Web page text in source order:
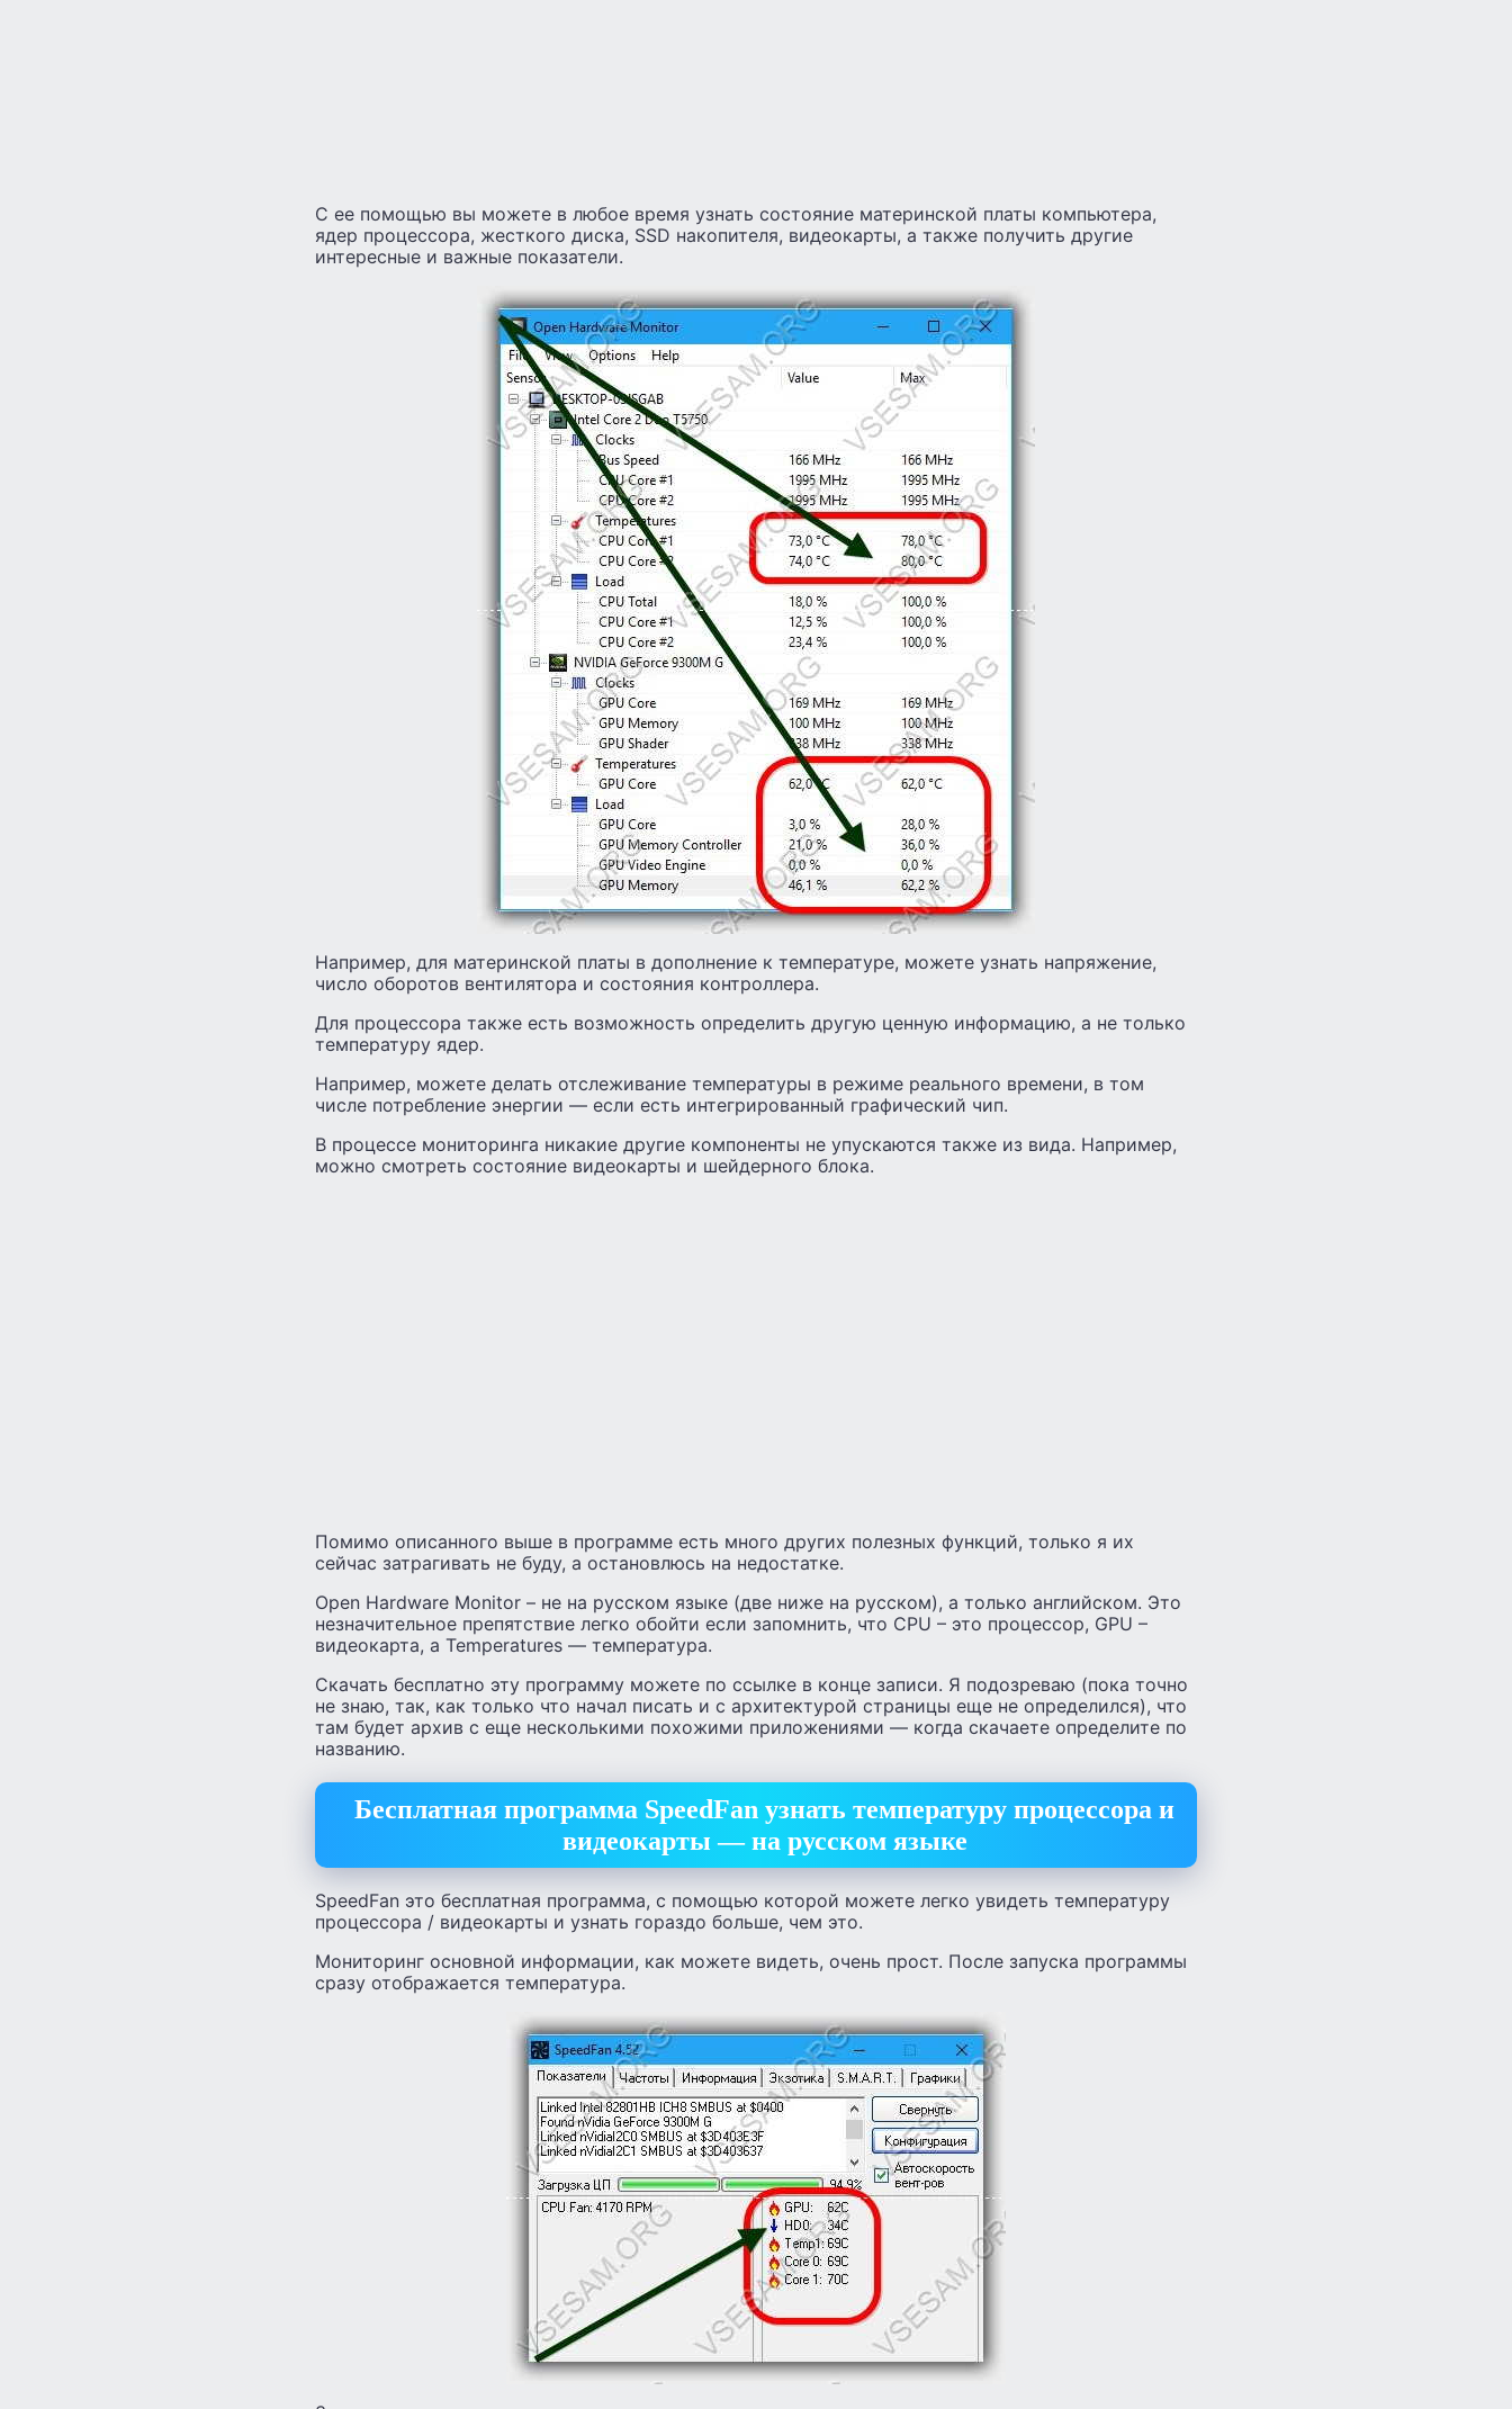
С ее помощью вы можете в любое время узнать состояние материнской платы компьютера,
ядер процессора, жесткого диска, SSD накопителя, видеокарты, а также получить другие
интересные и важные показатели.
Например, для материнской платы в дополнение к температуре, можете узнать напряжение,
число оборотов вентилятора и состояния контроллера.
Для процессора также есть возможность определить другую ценную информацию, а не только
температуру ядер.
Например, можете делать отслеживание температуры в режиме реального времени, в том
числе потребление энергии — если есть интегрированный графический чип.
В процессе мониторинга никакие другие компоненты не упускаются также из вида. Например,
можно смотреть состояние видеокарты и шейдерного блока.
Помимо описанного выше в программе есть много других полезных функций, только я их
сейчас затрагивать не буду, а остановлюсь на недостатке.
Open Hardware Monitor – не на русском языке (две ниже на русском), а только английском. Это
незначительное препятствие легко обойти если запомнить, что CPU – это процессор, GPU –
видеокарта, а Temperatures — температура.
Скачать бесплатно эту программу можете по ссылке в конце записи. Я подозреваю (пока точно
не знаю, так, как только что начал писать и с архитектурой страницы еще не определился), что
там будет архив с еще несколькими похожими приложениями — когда скачаете определите по
названию.
Бесплатная программа SpeedFan узнать температуру процессора и
видеокарты — на русском языке
SpeedFan это бесплатная программа, с помощью которой можете легко увидеть температуру
процессора / видеокарты и узнать гораздо больше, чем это.
Мониторинг основной информации, как можете видеть, очень прост. После запуска программы
сразу отображается температура.